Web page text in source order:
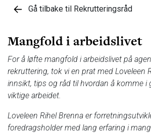
Gå tilbake til Rekrutteringsråd
Mangfold i arbeidslivet
For å løfte mangfold i arbeidslivet på
rekruttering, tok vi en prat med Loveleen
innsikt, tips og råd til hvordan å komme i
viktige arbeidet.
Loveleen Rihel Brenna er
foredragsholder med lang erfaring i